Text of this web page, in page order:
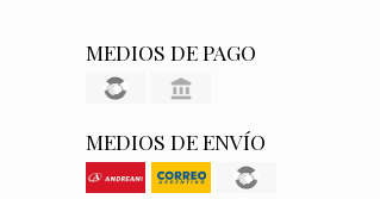
MEDIOS DE PAGO
MEDIOS DE ENVÍO